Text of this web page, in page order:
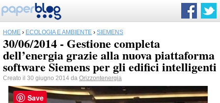
HOME › ECOLOGIA E AMBIENTE › SIEMENS
30/06/2014 - Gestione completa
dell’energia grazie alla nuova piattaforma
software Siemens per gli edifici intelligenti
Creato il 30 giugno 2014 da Orizzontenergia
Save